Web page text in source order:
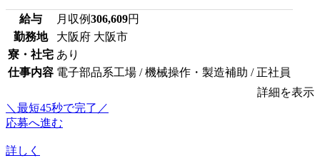
給与 月収例306,609円
勤務地
大阪府 大阪市
寮・社宅 あり
仕事内容 電子部品系工場 / 機械操作・製造補助 / 正社員
詳細を表示
＼最短45秒で完了／
応募へ進む
詳しく